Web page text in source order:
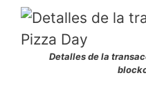
Detalles de la